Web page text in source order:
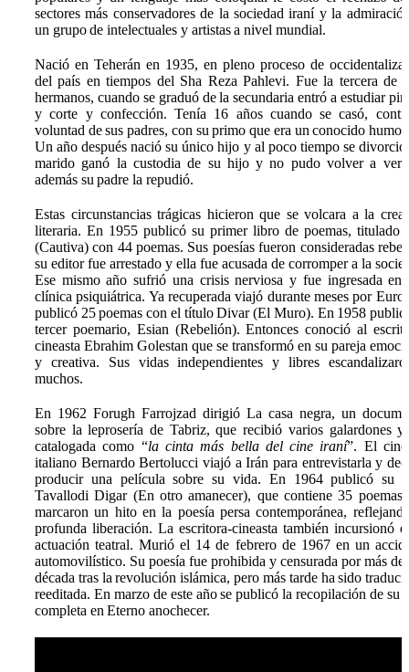
sectores más conservadores de la sociedad iraní y la
un grupo de intelectuales y artistas a nivel mundial.
Nació en Teherán en 1935, en pleno proceso de
del país en tiempos del Sha Reza Pahlevi. Fue la tercera de
hermanos, cuando se graduó de la secundaria entró a estudiar
y corte y confección. Tenía 16 años cuando se casó,
voluntad de sus padres, con su primo que era un conocido
Un año después nació su único hijo y al poco tiempo se
marido ganó la custodia de su hijo y no pudo volver a
además su padre la repudió.
Estas circunstancias trágicas hicieron que se volcara a la
literaria. En 1955 publicó su primer libro de poemas, titulado
(Cautiva) con 44 poemas. Sus poesías fueron consideradas
su editor fue arrestado y ella fue acusada de corromper a la
Ese mismo año sufrió una crisis nerviosa y fue ingresada en
clínica psiquiátrica. Ya recuperada viajó durante meses por
publicó 25 poemas con el título Divar (El Muro). En 1958
tercer poemario, Esian (Rebelión). Entonces conoció al
cineasta Ebrahim Golestan que se transformó en su pareja
y creativa. Sus vidas independientes y libres
muchos.
En 1962 Forugh Farrojzad dirigió La casa negra, un
sobre la leprosería de Tabriz, que recibió varios galardones y
catalogada como “la cinta más bella del cine iraní”. El
italiano Bernardo Bertolucci viajó a Irán para entrevistarla y
producir una película sobre su vida. En 1964 publicó su
Tavallodi Digar (En otro amanecer), que contiene 35 poemas
marcaron un hito en la poesía persa contemporánea,
profunda liberación. La escritora-cineasta también incursionó
actuación teatral. Murió el 14 de febrero de 1967 en un
automovilístico. Su poesía fue prohibida y censurada por más de
década tras la revolución islámica, pero más tarde ha sido
reeditada. En marzo de este año se publicó la recopilación de su
completa en Eterno anochecer.